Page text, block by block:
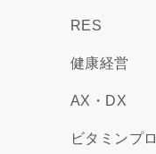
RES
健康経営
AX・DX
ビタミンプ